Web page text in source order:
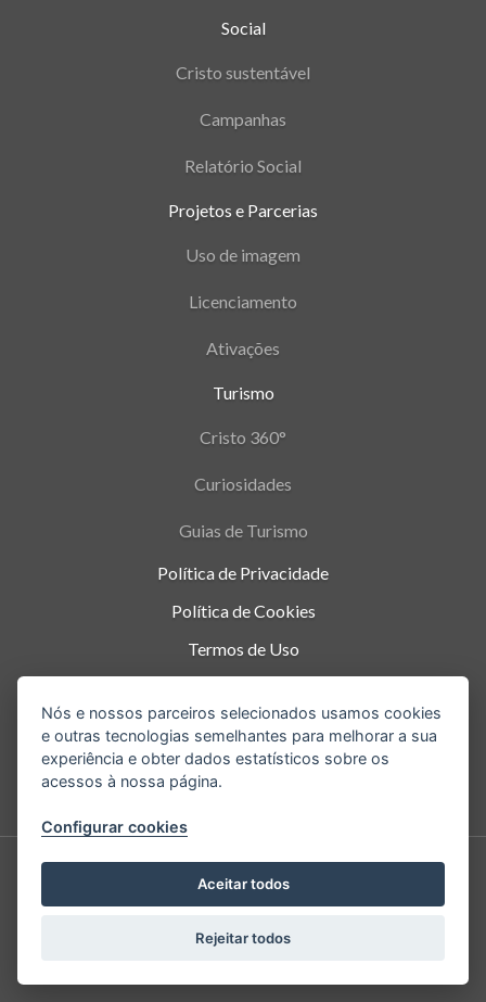
Social
Cristo sustentável
Campanhas
Relatório Social
Projetos e Parcerias
Uso de imagem
Licenciamento
Ativações
Turismo
Cristo 360°
Curiosidades
Guias de Turismo
Política de Privacidade
Política de Cookies
Termos de Uso
Rio de Janeiro-RJ
Todos os direitos reservados. Cristo Redentor.
Nós e nossos parceiros selecionados usamos cookies
e outras tecnologias semelhantes para melhorar a sua
experiência e obter dados estatísticos sobre os
acessos à nossa página.
Configurar cookies
Aceitar todos
Rejeitar todos